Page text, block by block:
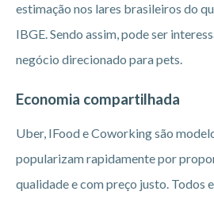
estimação nos lares brasileiros do
IBGE. Sendo assim, pode ser
negócio direcionado para pets.
Economia compartilhada
Uber, IFood e Coworking são
popularizam rapidamente por
qualidade e com preço justo. Todos